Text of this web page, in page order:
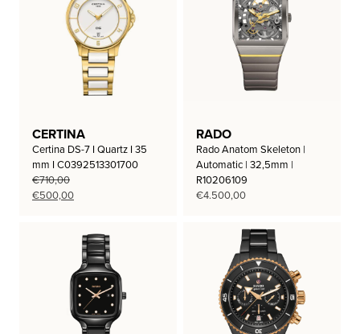
CERTINA
Certina DS-7 I Quartz I 35
mm I C0392513301700
€710,00
Oorspronkelijke
€500,00Huidige
€500,00.
RADO
Rado Anatom Skeleton |
Automatic | 32,5mm |
R10206109
€4.500,00